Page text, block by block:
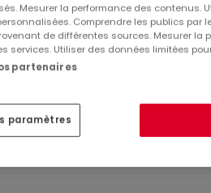
spécialisée dans l?achat,
offre un
spécialisées) pour
Mesurer la performance des contenus.
Comprendre les publics
de différentes sources. Mesurer la
services. Utiliser des données limitées
partenaires
paramètres